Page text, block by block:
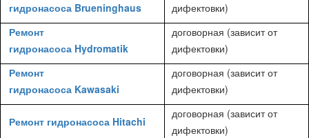
гидронасоса Brueninghaus
дифектовки)
Ремонт
гидронасоса Hydromatik
договорная (зависит от
дифектовки)
Ремонт
гидронасоса Kawasaki
договорная (зависит от
дифектовки)
Ремонт гидронасоса Hitachi
договорная (зависит от
дифектовки)